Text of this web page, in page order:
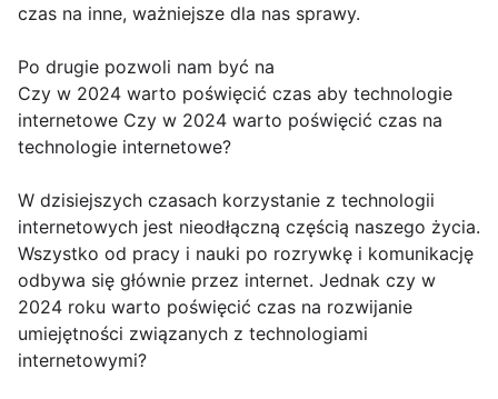
czas na inne, ważniejsze dla nas sprawy.
Po drugie pozwoli nam być na
Czy w 2024 warto poświęcić czas aby technologie
internetowe Czy w 2024 warto poświęcić czas na
technologie internetowe?
W dzisiejszych czasach korzystanie z technologii
internetowych jest nieodłączną częścią naszego życia.
Wszystko od pracy i nauki po rozrywkę i komunikację
odbywa się głównie przez internet. Jednak czy w
2024 roku warto poświęcić czas na rozwijanie
umiejętności związanych z technologiami
internetowymi?